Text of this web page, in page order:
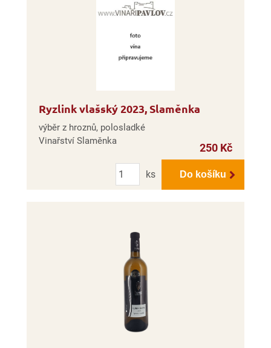
Ryzlink vlašský 2023, Slaměnka
výběr z hroznů, polosladké
Vinařství Slaměnka
250 Kč
Počet
ks
Do košíku